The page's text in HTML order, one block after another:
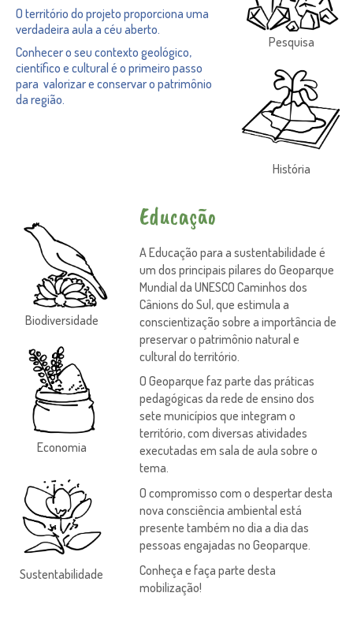
O território do projeto proporciona uma
verdadeira aula a céu aberto.
Conhecer o seu contexto geológico,
científico e cultural é o primeiro passo
para valorizar e conservar o patrimônio
da região.
Pesquisa
História
Biodiversidade
Economia
Sustentabilidade
Educação
A Educação para a sustentabilidade é
um dos principais pilares do Geoparque
Mundial da UNESCO Caminhos dos
Cânions do Sul, que estimula a
conscientização sobre a importância de
preservar o patrimônio natural e
cultural do território.
O Geoparque faz parte das práticas
pedagógicas da rede de ensino dos
sete municípios que integram o
território, com diversas atividades
executadas em sala de aula sobre o
tema.
O compromisso com o despertar desta
nova consciência ambiental está
presente também no dia a dia das
pessoas engajadas no Geoparque.
Conheça e faça parte desta
mobilização!